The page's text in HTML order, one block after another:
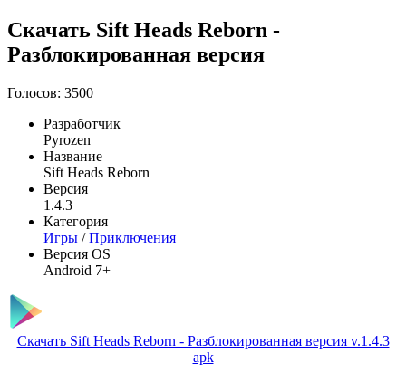
Скачать Sift Heads Reborn -
Разблокированная версия
Голосов: 3500
Разработчик
Pyrozen
Название
Sift Heads Reborn
Версия
1.4.3
Категория
Игры /Приключения
Версия OS
Android 7+
Скачать Sift Heads Reborn - Разблокированная версия v.1.4.3
apk